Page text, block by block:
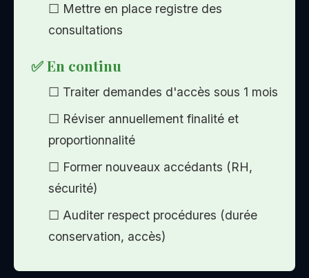
☐ Mettre en place registre des
consultations
✅ En continu
☐ Traiter demandes d'accès sous 1 mois
☐ Réviser annuellement finalité et
proportionnalité
☐ Former nouveaux accédants (RH,
sécurité)
☐ Auditer respect procédures (durée
conservation, accès)